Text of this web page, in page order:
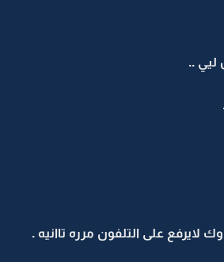
ليي ..
لايرفع على التلفون مرره تاانيه .